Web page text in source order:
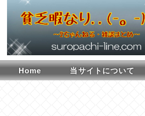
Home 当サイトについて